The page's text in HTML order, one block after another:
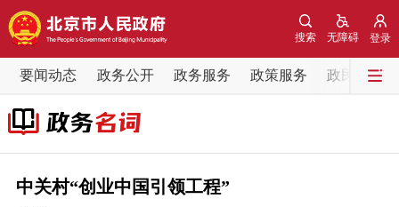
登录
无障碍
搜索
要闻动态 政务公开 政务服务 政策服务 政民互动
要闻动态
党中央精神
中关村“创业中国引领工程”